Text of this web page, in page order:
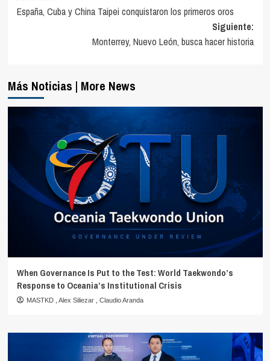
de
España, Cuba y China Taipei conquistaron los primeros oros
Siguiente:
Monterrey, Nuevo León, busca hacer historia
Más Noticias | More News
When Governance Is Put to the Test: World Taekwondo’s
Response to Oceania’s Institutional Crisis
MASTKD Alex Siliezar Claudio Aranda